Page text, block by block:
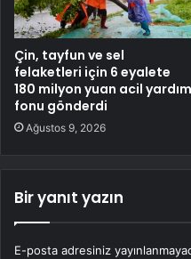
Çin, tayfun ve sel
felaketleri için 6 eyalete
180 milyon yuan acil yardım
fonu gönderdi
Ağustos 9, 2026
Bir yanıt yazın
E-posta adresiniz